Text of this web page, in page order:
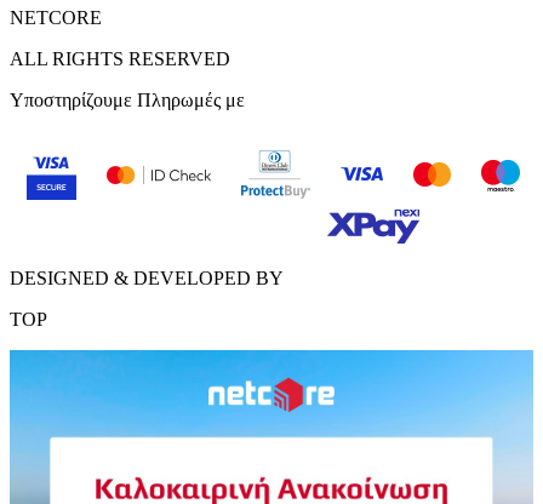
NETCORE
ALL RIGHTS RESERVED
Υποστηρίζουμε Πληρωμές με
DESIGNED & DEVELOPED BY
TOP